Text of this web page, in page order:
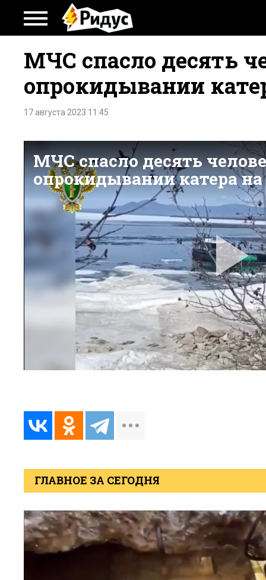
МЧС спасло десять
опрокидывании
17 августа 2023 11:45
ГЛАВНОЕ ЗА СЕГОДНЯ